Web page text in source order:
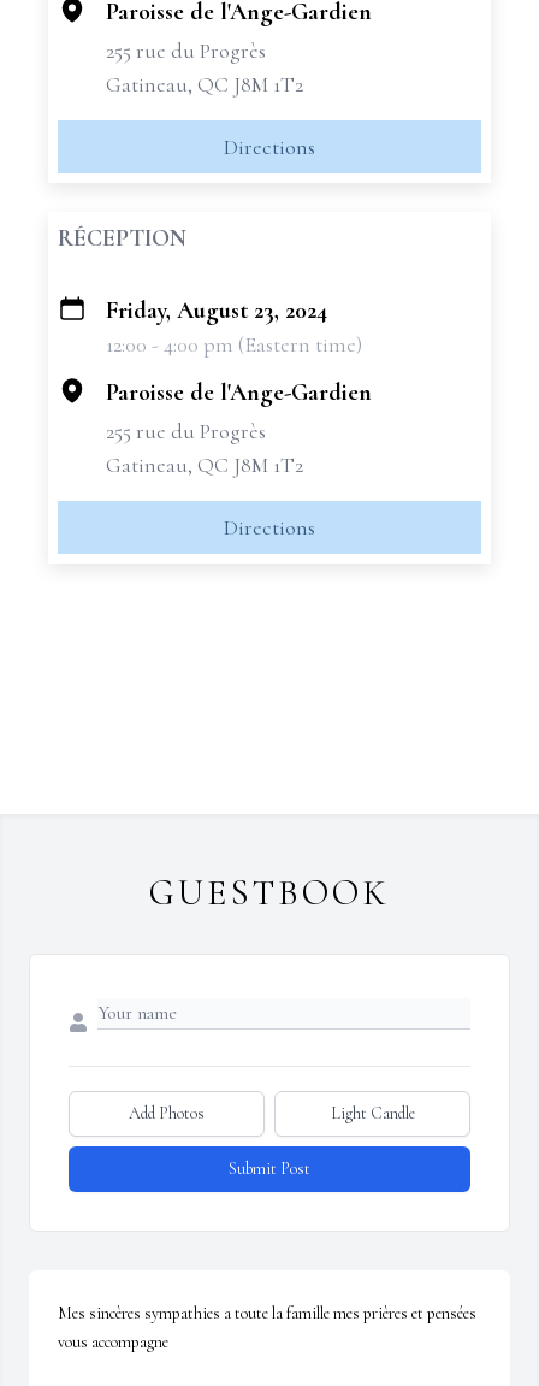
Paroisse de l'Ange-Gardien
255 rue du Progrès
Gatineau, QC J8M 1T2
Directions
RÉCEPTION
+
Friday, August 23, 2024
12:00 - 4:00 pm (Eastern time)
Paroisse de l'Ange-Gardien
255 rue du Progrès
Gatineau, QC J8M 1T2
Directions
GUESTBOOK
Add Photos Light Candle
Submit Post
Mes sincères sympathies a toute la famille mes prières et pensées
vous accompagne